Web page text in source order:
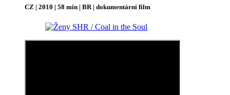
CZ | 2010 | 58 min | BR | dokumentární film